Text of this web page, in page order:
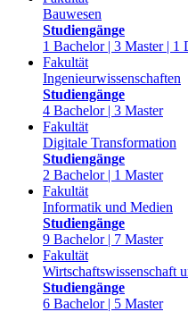
Bauwesen
Studiengänge
1 Bachelor | 3 Master | 1
Fakultät
Ingenieurwissenschaften
Studiengänge
4 Bachelor | 3 Master
Fakultät
Digitale Transformation
Studiengänge
2 Bachelor | 1 Master
Fakultät
Informatik und Medien
Studiengänge
9 Bachelor | 7 Master
Fakultät
Wirtschaftswissenschaft
Studiengänge
6 Bachelor | 5 Master